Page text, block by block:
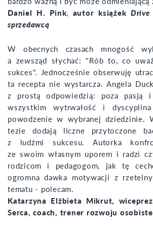
Daniel H. Pink, autor książek Drive
sprzedawcą
W obecnych czasach mnogość
a zewsząd słychać: "Rób to, co
sukces". Jednocześnie obserwuję
ta recepta nie wystarcza. Angela
z prostą odpowiedzią: poza pasją i
wszystkim wytrwałość i
powodzenie w wybranej dziedzinie.
tezie dodają liczne przytoczone
z ludźmi sukcesu. Autorka
ze swoim własnym uporem i radzi
rodzicom i pedagogom, jak tę
ogromna dawka motywacji z
tematu - polecam.
Katarzyna Elżbieta Mikrut,
Serca, coach, trener rozwoju